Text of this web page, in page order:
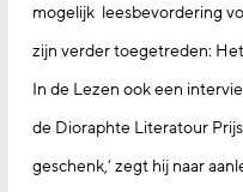
mogelijk leesbevordering
zijn verder toegetreden:
In de Lezen ook een
de Dioraphte Literatour
geschenk,’ zegt hij naar